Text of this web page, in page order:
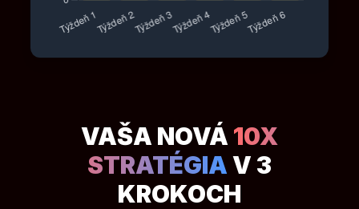
VAŠA NOVÁ 10X
STRATÉGIAV 3
KROKOCH